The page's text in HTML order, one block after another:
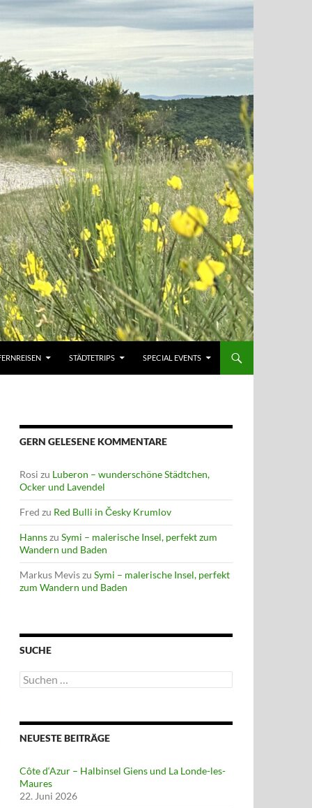
STÄDTETRIPS SPECIAL EVENTS
GERN GELESENE KOMMENTARE
Rosi zu Luberon – wunderschöne Städtchen,
Ocker und Lavendel
Fred zu Red Bulli in Česky Krumlov
Hannszu Symi – malerische Insel, perfekt zum
Wandern und Baden
Markus Meviszu Symi – malerische Insel, perfekt
zum Wandern und Baden
SUCHE
Suchen
nach:
NEUESTE BEITRÄGE
Côte d‘Azur – Halbinsel Giens und La Londe-les-
Maures
22. Juni 2026